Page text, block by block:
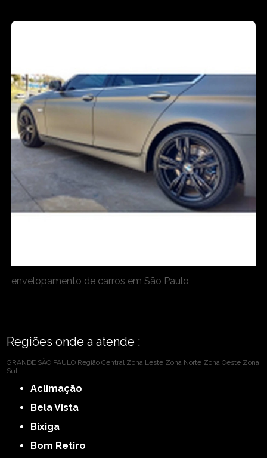
envelopamento de carros em São Paulo
Regiões onde a atende :
GRANDE SÃO PAULO Região Central Zona Leste Zona Norte Zona Oeste Zona
Sul
Aclimação
Bela Vista
Bixiga
Bom Retiro